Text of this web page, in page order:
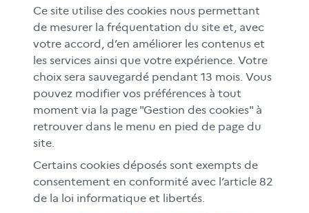
RESSOURCES
MÉDIAS SCOLAIRES
FAMILLES
Le CLEMI
En académies
À l'international
CLEMI sup
Espace presse
Ce site utilise des cookies nous permettant
de mesurer la fréquentation du site et, avec
votre accord, d’en améliorer les contenus et
les services ainsi que votre expérience. Votre
choix sera sauvegardé pendant 13 mois. Vous
pouvez modifier vos préférences à tout
moment via la page "Gestion des cookies" à
retrouver dans le menu en pied de page du
site.
Certains cookies déposés sont exempts de
consentement en conformité avec l’article 82
de la loi informatique et libertés.